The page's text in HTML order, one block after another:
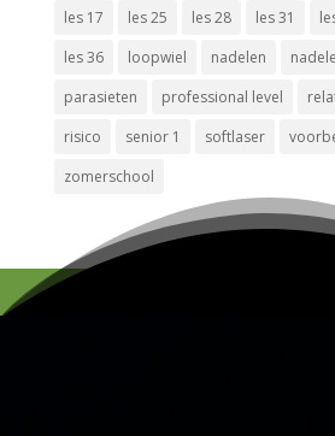
les 17
les 25 les 28 les 31
les 36
loopwiel nadelen
parasieten
professional level
risico
senior 1 softlaser
zomerschool